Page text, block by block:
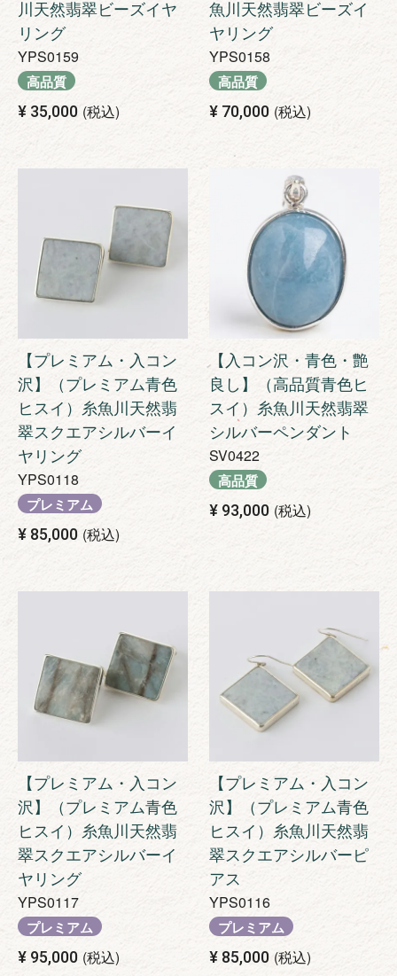
川天然翡翠ビーズイヤ
リング
YPS0159
高品質
¥ 35,000 税込
魚川天然翡翠ビーズイ
ヤリング
YPS0158
高品質
¥ 70,000 税込
【プレミアム・入コン
沢】（プレミアム青色
ヒスイ）糸魚川天然翡
翠スクエアシルバーイ
ヤリング
YPS0118
プレミアム
¥ 85,000 税込
【入コン沢・青色・艶
良し】（高品質青色ヒ
スイ）糸魚川天然翡翠
シルバーペンダント
SV0422
高品質
¥ 93,000 税込
【プレミアム・入コン
沢】（プレミアム青色
ヒスイ）糸魚川天然翡
翠スクエアシルバーイ
ヤリング
YPS0117
プレミアム
¥ 95,000 税込
【プレミアム・入コン
沢】（プレミアム青色
ヒスイ）糸魚川天然翡
翠スクエアシルバーピ
アス
YPS0116
プレミアム
¥ 85,000 税込